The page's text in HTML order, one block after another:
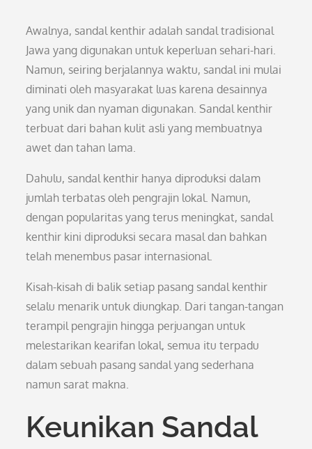
Awalnya, sandal kenthir adalah sandal tradisional
Jawa yang digunakan untuk keperluan sehari-hari.
Namun, seiring berjalannya waktu, sandal ini mulai
diminati oleh masyarakat luas karena desainnya
yang unik dan nyaman digunakan. Sandal kenthir
terbuat dari bahan kulit asli yang membuatnya
awet dan tahan lama.
Dahulu, sandal kenthir hanya diproduksi dalam
jumlah terbatas oleh pengrajin lokal. Namun,
dengan popularitas yang terus meningkat, sandal
kenthir kini diproduksi secara masal dan bahkan
telah menembus pasar internasional.
Kisah-kisah di balik setiap pasang sandal kenthir
selalu menarik untuk diungkap. Dari tangan-tangan
terampil pengrajin hingga perjuangan untuk
melestarikan kearifan lokal, semua itu terpadu
dalam sebuah pasang sandal yang sederhana
namun sarat makna.
Keunikan Sandal